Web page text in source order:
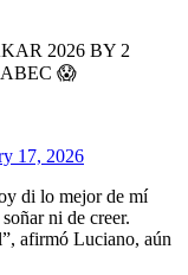
2026 BY 2
😱
17, 2026
di lo mejor de mí
ni de creer.
afirmó Luciano, aún